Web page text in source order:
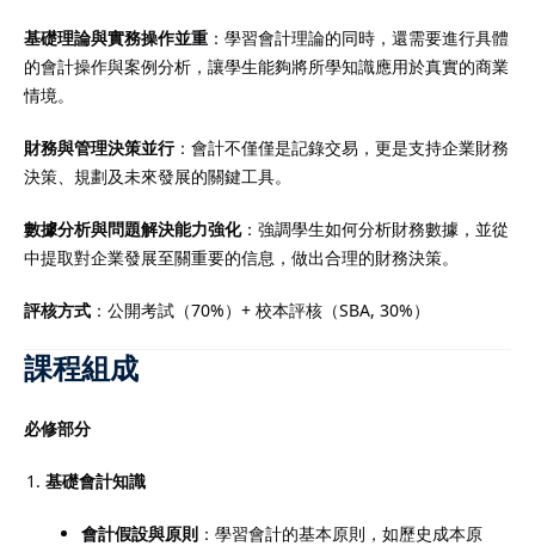
基礎理論與實務操作並重 ：學習會計理論的同時，還需要進行具體
的會計操作與案例分析，讓學生能夠將所學知識應用於真實的商業
情境。
財務與管理決策並行：會計不僅僅是記錄交易，更是支持企業財務
決策、規劃及未來發展的關鍵工具。
數據分析與問題解決能力強化：強調學生如何分析財務數據，並從
中提取對企業發展至關重要的信息，做出合理的財務決策。
評核方式 ：公開考試（70%）+ 校本評核（SBA, 30%）
課程組成
必修部分
基礎會計知識
會計假設與原則 ：學習會計的基本原則，如歷史成本原